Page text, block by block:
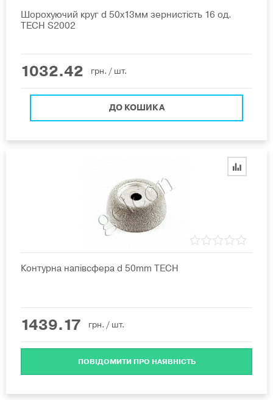
Шорохуючий круг d 50х13мм зернистість 16 од.
TECH S2002
1032.42 грн. / шт.
ДО КОШИКА
Контурна напівсфера d 50mm TECH
1439.17 грн. / шт.
ПОВІДОМИТИ ПРО НАЯВНІСТЬ